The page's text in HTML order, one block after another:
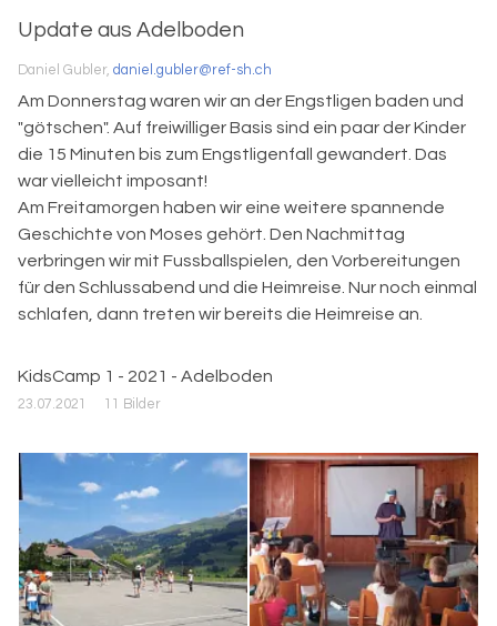
Update aus Adelboden
Daniel Gubler, daniel.gubler@ref-sh.ch
Am Donnerstag waren wir an der Engstligen baden und
"götschen". Auf freiwilliger Basis sind ein paar der Kinder
die 15 Minuten bis zum Engstligenfall gewandert. Das
war vielleicht imposant!
Am Freitamorgen haben wir eine weitere spannende
Geschichte von Moses gehört. Den Nachmittag
verbringen wir mit Fussballspielen, den Vorbereitungen
für den Schlussabend und die Heimreise. Nur noch einmal
schlafen, dann treten wir bereits die Heimreise an.
KidsCamp 1 - 2021 - Adelboden
23.07.2021 11 Bilder